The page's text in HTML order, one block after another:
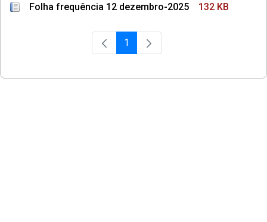
Folha frequência 12 dezembro-2025
132 KB
Página
1